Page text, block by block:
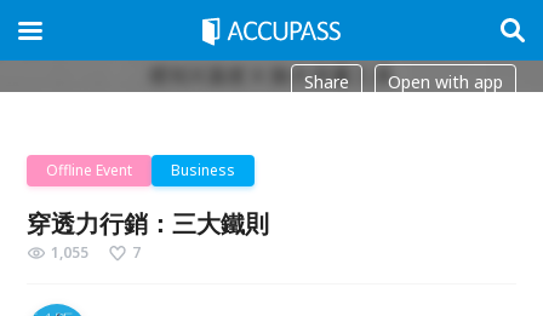
Share Open with app
Offline Event Business
穿透力行銷：三大鐵則
1,055 7